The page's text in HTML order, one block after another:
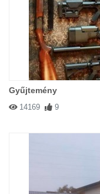
Gyűjtemény
14169 9